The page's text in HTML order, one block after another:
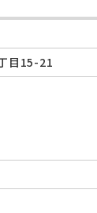
目15-21